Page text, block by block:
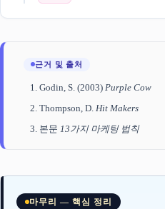
근거 및 출처
Godin, S. (2003) Purple Cow
Thompson, D. Hit Makers
본문 13가지 마케팅 법칙
마무리 — 핵심 정리